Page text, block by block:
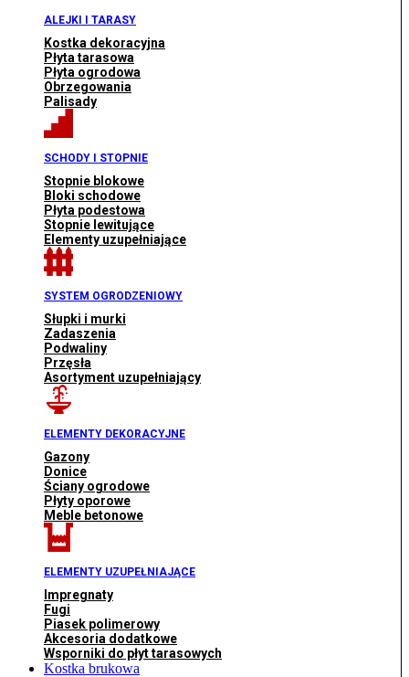
ALEJKI I TARASY
Kostka dekoracyjna
Płyta tarasowa
Płyta ogrodowa
Obrzegowania
Palisady
SCHODY I STOPNIE
Stopnie blokowe
Bloki schodowe
Płyta podestowa
Stopnie lewitujące
Elementy uzupełniające
SYSTEM OGRODZENIOWY
Słupki i murki
Zadaszenia
Podwaliny
Przęsła
Asortyment uzupełniający
ELEMENTY DEKORACYJNE
Gazony
Donice
Ściany ogrodowe
Płyty oporowe
Meble betonowe
ELEMENTY UZUPEŁNIAJĄCE
Impregnaty
Fugi
Piasek polimerowy
Akcesoria dodatkowe
Wsporniki do płyt tarasowych
Kostka brukowa